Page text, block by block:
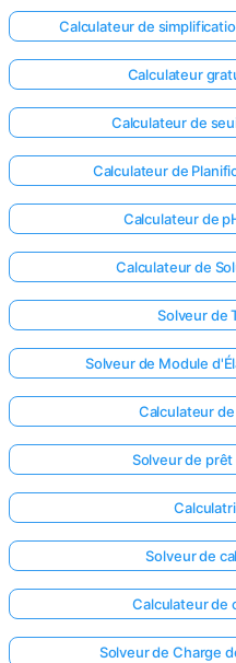
Calculateur de
Calculateur
Calculateur de
Calculateur de
Calculateur de
Calculateur de
Solveur de
Solveur de Module
Calculateur
Solveur de
Solveur de
Calculateur de
Solveur de Charge